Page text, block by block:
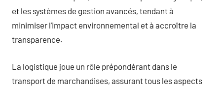
et les systèmes de gestion avancés, tendant à
minimiser l’impact environnemental et à accroître la
transparence.
La logistique joue un rôle prépondérant dans le
transport de marchandises, assurant tous les aspects